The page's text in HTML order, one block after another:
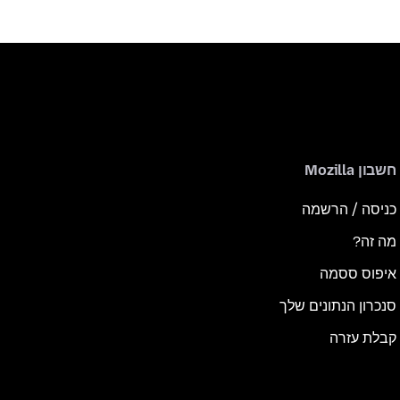
חשבון Mozilla
כניסה / הרשמה
מה זה?
איפוס ססמה
סנכרון הנתונים שלך
קבלת עזרה